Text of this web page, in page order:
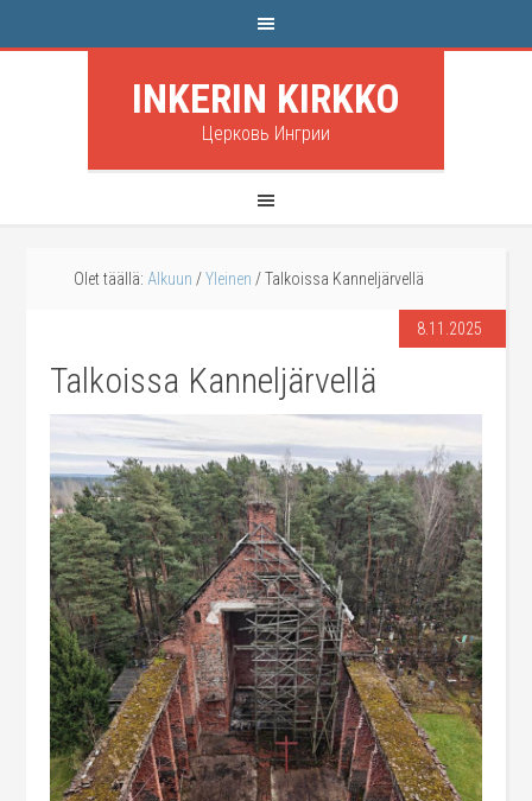
INKERIN KIRKKO
Церковь Ингрии
Olet täällä: Alkuun / Yleinen /Talkoissa Kanneljärvellä
8.11.2025
Talkoissa Kanneljärvellä